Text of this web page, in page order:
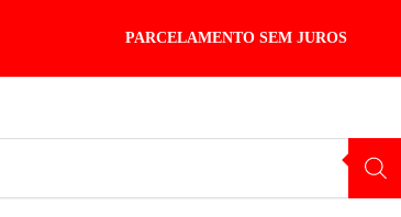
PARCELAMENTO SEM JUROS